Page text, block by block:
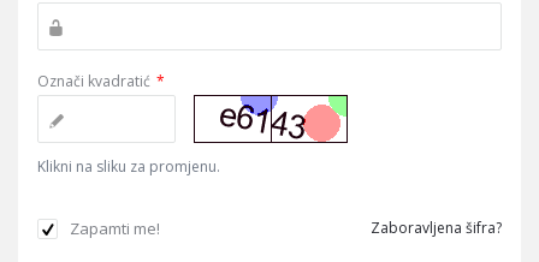
Označi kvadratić *
Klikni na sliku za promjenu.
Zapamti me! Zaboravljena šifra?